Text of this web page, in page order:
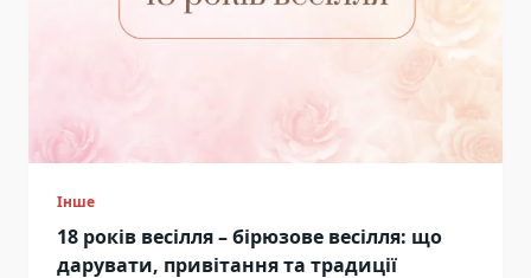
Інше
18 років весілля – бірюзове весілля: що
дарувати, привітання та традиції